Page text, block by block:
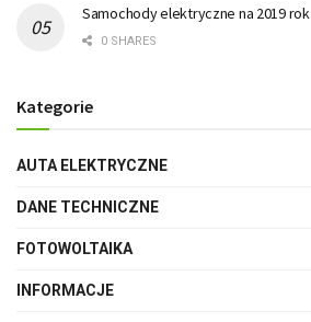
Samochody elektryczne na 2019 rok
0 SHARES
Kategorie
AUTA ELEKTRYCZNE
DANE TECHNICZNE
FOTOWOLTAIKA
INFORMACJE